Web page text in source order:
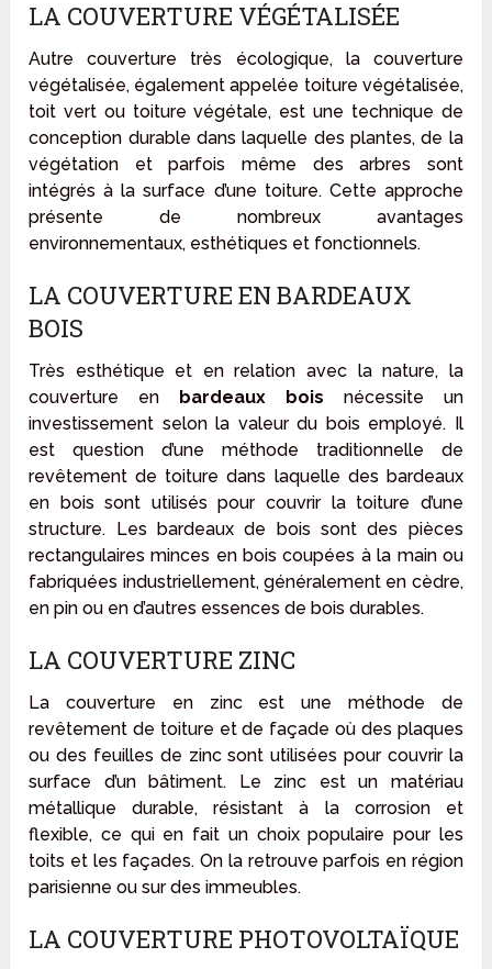
LA COUVERTURE VÉGÉTALISÉE
Autre couverture très écologique, la couverture
végétalisée, également appelée toiture végétalisée,
toit vert ou toiture végétale, est une technique de
conception durable dans laquelle des plantes, de la
végétation et parfois même des arbres sont
intégrés à la surface d’une toiture. Cette approche
présente de nombreux avantages
environnementaux, esthétiques et fonctionnels.
LA COUVERTURE EN BARDEAUX
BOIS
Très esthétique et en relation avec la nature, la
couverture en bardeaux bois nécessite un
investissement selon la valeur du bois employé. Il
est question d’une méthode traditionnelle de
revêtement de toiture dans laquelle des bardeaux
en bois sont utilisés pour couvrir la toiture d’une
structure. Les bardeaux de bois sont des pièces
rectangulaires minces en bois coupées à la main ou
fabriquées industriellement, généralement en cèdre,
en pin ou en d’autres essences de bois durables.
LA COUVERTURE ZINC
La couverture en zinc est une méthode de
revêtement de toiture et de façade où des plaques
ou des feuilles de zinc sont utilisées pour couvrir la
surface d’un bâtiment. Le zinc est un matériau
métallique durable, résistant à la corrosion et
flexible, ce qui en fait un choix populaire pour les
toits et les façades. On la retrouve parfois en région
parisienne ou sur des immeubles.
LA COUVERTURE PHOTOVOLTAÏQUE